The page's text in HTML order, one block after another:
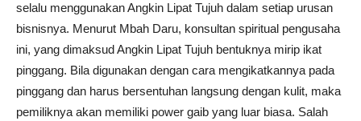
selalu menggunakan Angkin Lipat Tujuh dalam setiap urusan
bisnisnya. Menurut Mbah Daru, konsultan spiritual pengusaha
ini, yang dimaksud Angkin Lipat Tujuh bentuknya mirip ikat
pinggang. Bila digunakan dengan cara mengikatkannya pada
pinggang dan harus bersentuhan langsung dengan kulit, maka
pemiliknya akan memiliki power gaib yang luar biasa. Salah